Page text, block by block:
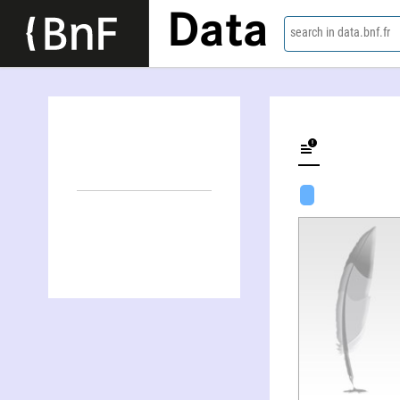
Data search in data.bnf.fr